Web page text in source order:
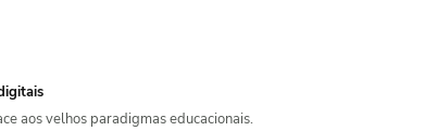
aos velhos paradigmas educacionais.